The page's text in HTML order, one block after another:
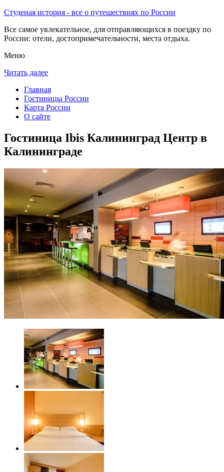
Студеная история - все о путешествиях по России
Все самое увлекательное, для отправляющихся в поездку по
России: отели, достопримечательности, места отдыха.
Меню
Читать далее
Главная
Гостиницы России
Карта России
О сайте
Гостиница Ibis Калининград Центр в
Калининграде